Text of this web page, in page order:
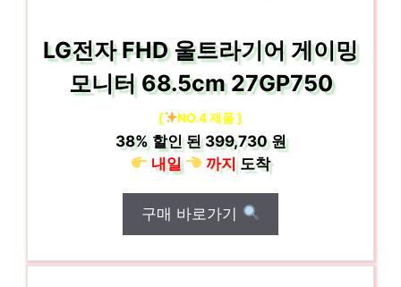
LG전자 FHD 울트라기어 게이밍
모니터 68.5cm 27GP750
[ NO.4 제품 ]
38%할인 된399,730 원
내일
까지도착
구매 바로가기